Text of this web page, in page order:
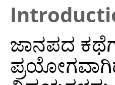
ಜಾನಪದ